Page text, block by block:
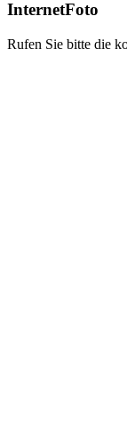
InternetFoto
Rufen Sie bitte die